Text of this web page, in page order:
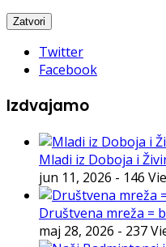
Twitter
Facebook
Izdvajamo
Mladi iz Doboja i
jun 11, 2026 - 146
Društvena mreža =
maj 28, 2026 - 237